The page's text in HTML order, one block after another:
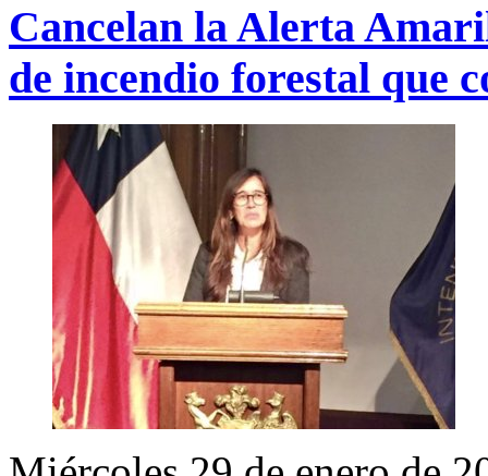
Cancelan la Alerta
de incendio forestal que